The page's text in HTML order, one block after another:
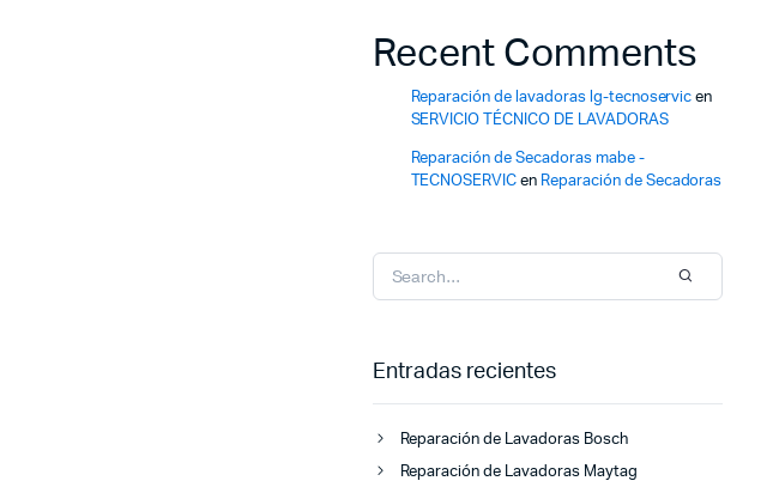
Recent Comments
Reparación de lavadoras lg-tecnoservic en
SERVICIO TÉCNICO DE LAVADORAS
Reparación de Secadoras mabe -
TECNOSERVIC en Reparación de Secadoras
Entradas recientes
Reparación de Lavadoras Bosch
Reparación de Lavadoras Maytag